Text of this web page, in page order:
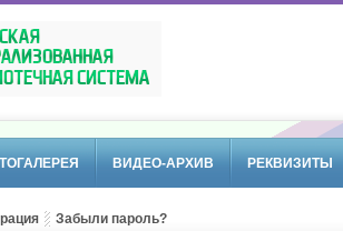
ВИДЕО-АРХИВ РЕКВИЗИТЫ
Забыли пароль?